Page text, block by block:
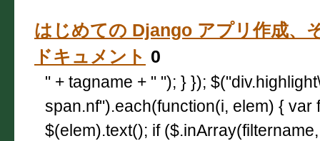
はじめての Django アプリ作成、
ドキュメント 0
" + tagname + " "); } });
span.nf").each(function(i, elem) { var
$(elem).text(); if ($.inArray(filtername,